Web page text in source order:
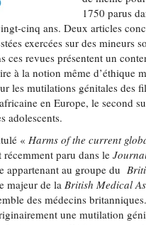
1750 parus
cinq ans. Deux articles
exercées sur des mineurs
ces revues présentent un
à la notion même d’éthique
les mutilations génitales des
en Europe, le second
adolescents.
«Harms of the current
récemment paru dans le
appartenant au groupe du
majeur de laBritish Medical
des médecins
une mutilation